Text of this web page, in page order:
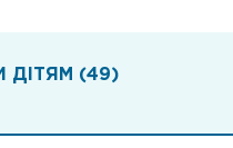
(49)